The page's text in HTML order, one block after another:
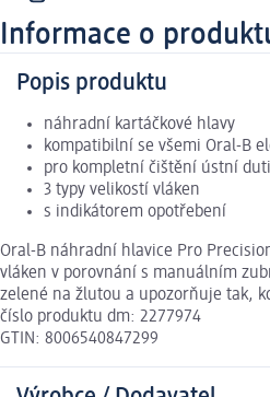
Informace o
Popis produktu
náhradní kartáčkové hlavy
kompatibilní se všemi Oral-B
pro kompletní čištění ústní
3 typy velikostí vláken
s indikátorem opotřebení
Oral-B náhradní hlavice Pro
vláken v porovnání s manuálním
zelené na žlutou a upozorňuje tak,
číslo produktu dm: 2277974
GTIN: 8006540847299